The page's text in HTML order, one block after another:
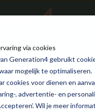
via cookies
Generation4 gebruikt
mogelijk te optimaliseren.
cookies voor dienen en
, advertentie- en
Wil je meer
voor